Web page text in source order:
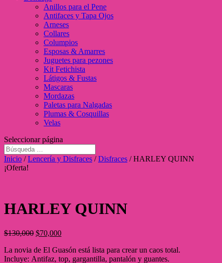
Anillos para el Pene
Antifaces y Tapa Ojos
Arneses
Collares
Columpios
Esposas & Amarres
Juguetes para pezones
Kit Fetichista
Látigos & Fustas
Mascaras
Mordazas
Paletas para Nalgadas
Plumas & Cosquillas
Velas
Seleccionar página
Inicio /Lencería y Disfraces /Disfraces / HARLEY QUINN
¡Oferta!
HARLEY QUINN
$130,000 $70,000
La novia de El Guasón está lista para crear un caos total.
Incluye: Antifaz, top, gargantilla, pantalón y guantes.